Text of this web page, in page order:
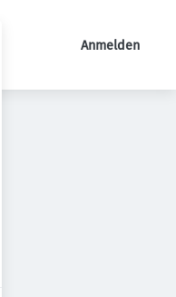
Anmelden